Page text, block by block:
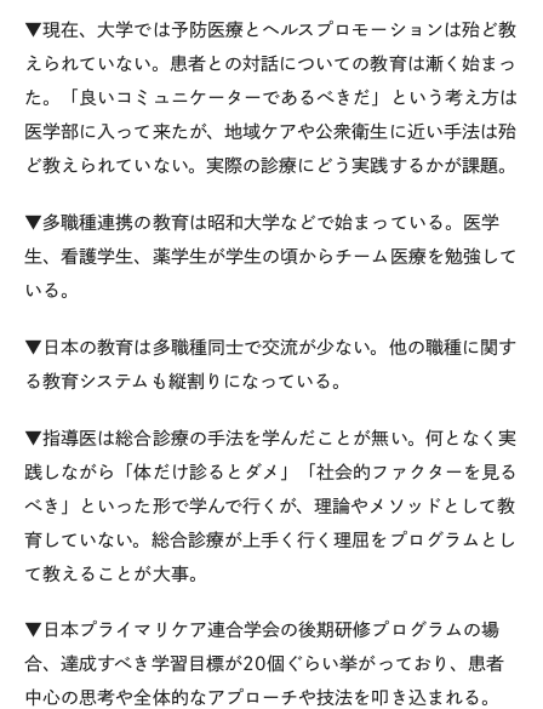
▼現在、大学では予防医療とヘルスプロモーションは殆ど教
えられていない。患者との対話についての教育は漸く始まっ
た。「良いコミュニケーターであるべきだ」という考え方は
医学部に入って来たが、地域ケアや公衆衛生に近い手法は殆
ど教えられていない。実際の診療にどう実践するかが課題。
▼多職種連携の教育は昭和大学などで始まっている。医学
生、看護学生、薬学生が学生の頃からチーム医療を勉強して
いる。
▼日本の教育は多職種同士で交流が少ない。他の職種に関す
る教育システムも縦割りになっている。
▼指導医は総合診療の手法を学んだことが無い。何となく実
践しながら「体だけ診るとダメ」「社会的ファクターを見る
べき」といった形で学んで行くが、理論やメソッドとして教
育していない。総合診療が上手く行く理屈をプログラムとし
て教えることが大事。
▼日本プライマリケア連合学会の後期研修プログラムの場
合、達成すべき学習目標が20個ぐらい挙がっており、患者
中心の思考や全体的なアプローチや技法を叩き込まれる。